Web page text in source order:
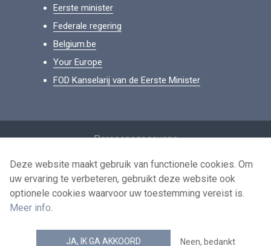
Eerste minister
Federale regering
Belgium.be
Your Europe
FOD Kanselarij van de Eerste Minister
Persoonsgegevens
Voorwaarden voor het hergebruik
Contacteer ons
news.belgium RSS feed
Deze website maakt gebruik van functionele cookies. Om
uw ervaring te verbeteren, gebruikt deze website ook
optionele cookies waarvoor uw toestemming vereist is.
Meer info.
JA, IK GA AKKOORD Neen, bedankt